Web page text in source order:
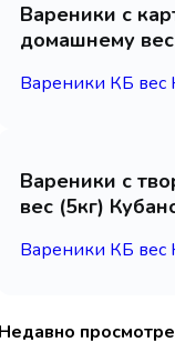
Вареники с
домашнему
Вареники КБ
Вареники с
вес (5кг)
Вареники КБ